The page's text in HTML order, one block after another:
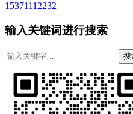
15371112232
输入关键词进行搜索